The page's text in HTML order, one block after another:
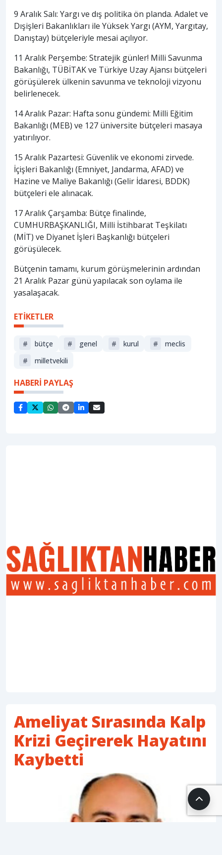
9 Aralık Salı: Yargı ve dış politika ön planda. Adalet ve
Dışişleri Bakanlıkları ile Yüksek Yargı (AYM, Yargıtay,
Danıştay) bütçeleriyle mesai açılıyor.
11 Aralık Perşembe: Stratejik günler! Milli Savunma
Bakanlığı, TÜBİTAK ve Türkiye Uzay Ajansı bütçeleri
görüşülerek ülkenin savunma ve teknoloji vizyonu
belirlenecek.
14 Aralık Pazar: Hafta sonu gündemi: Milli Eğitim
Bakanlığı (MEB) ve 127 üniversite bütçeleri masaya
yatırılıyor.
15 Aralık Pazartesi: Güvenlik ve ekonomi zirvede.
İçişleri Bakanlığı (Emniyet, Jandarma, AFAD) ve
Hazine ve Maliye Bakanlığı (Gelir İdaresi, BDDK)
bütçeleri ele alınacak.
17 Aralık Çarşamba: Bütçe finalinde,
CUMHURBAŞKANLIĞI, Milli İstihbarat Teşkilatı
(MİT) ve Diyanet İşleri Başkanlığı bütçeleri
görüşülecek.
Bütçenin tamamı, kurum görüşmelerinin ardından
21 Aralık Pazar günü yapılacak son oylama ile
yasalaşacak.
ETİKETLER
# bütçe # genel # kurul #
meclis
#
milletvekili
HABERİ PAYLAŞ
Ameliyat Sırasında Kalp
Krizi Geçirerek Hayatını
Kaybetti